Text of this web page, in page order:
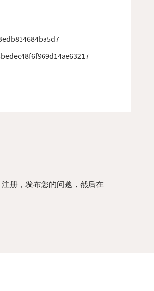
册，发布您的问题，然后在